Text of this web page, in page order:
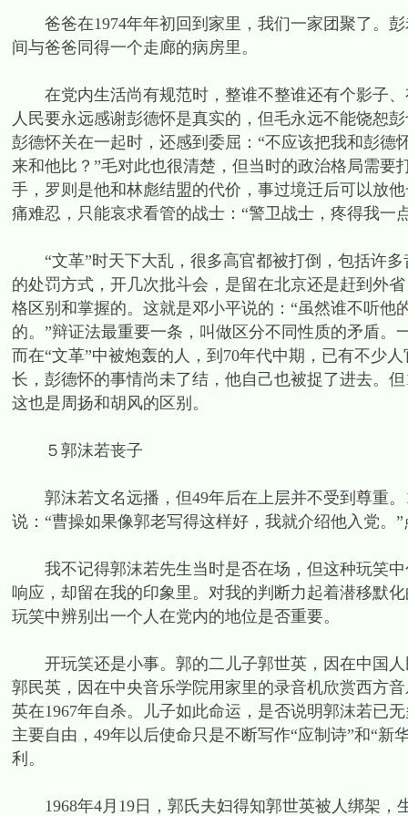
爸爸在1974年年初回到家里，我们一家团聚了。彭
间与爸爸同得一个走廊的病房里。
在党内生活尚有规范时，整谁不整谁还有个影子、
人民要永远感谢彭德怀是真实的，但毛永远不能饶恕
彭德怀关在一起时，还感到委屈：“不应该把我和彭
来和他比？”毛对此也很清楚，但当时的政治格局需
手，罗则是他和林彪结盟的代价，事过境迁后可以放
痛难忍，只能哀求看管的战士：“警卫战士，疼得我
“文革”时天下大乱，很多高官都被打倒，包括许多
的处罚方式，开几次批斗会，是留在北京还是赶到外
格区别和掌握的。这就是邓小平说的：“虽然谁不听
的。”辩证法最重要一条，叫做区分不同性质的矛盾
而在“文革”中被炮轰的人，到70年代中期，已有不少
长，彭德怀的事情尚未了结，他自己也被捉了进去。
这也是周扬和胡风的区别。
５郭沫若丧子
郭沫若文名远播，但49年后在上层并不受到尊重。
说：“曹操如果像郭老写得这样好，我就介绍他入党。”
我不记得郭沫若先生当时是否在场，但这种玩笑中
响应，却留在我的印象里。对我的判断力起着潜移默
玩笑中辨别出一个人在党内的地位是否重要。
开玩笑还是小事。郭的二儿子郭世英，因在中国人
郭民英，因在中央音乐学院用家里的录音机欣赏西方
英在1967年自杀。儿子如此命运，是否说明郭沫若已
主要自由，49年以后使命只是不断写作“应制诗”和“
利。
1968年4月19日，郭氏夫妇得知郭世英被人绑架，